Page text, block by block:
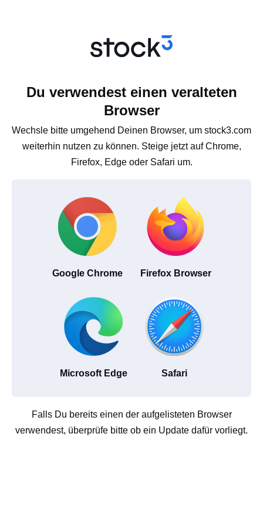
Du verwendest einen veralteten
Browser
Wechsle bitte umgehend Deinen Browser, um stock3.com
weiterhin nutzen zu können. Steige jetzt auf Chrome,
Firefox, Edge oder Safari um.
Google Chrome Firefox Browser
Microsoft Edge Safari
Falls Du bereits einen der aufgelisteten Browser
verwendest, überprüfe bitte ob ein Update dafür vorliegt.